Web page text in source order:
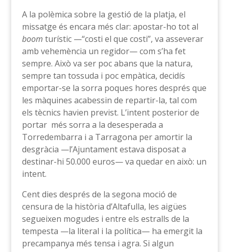
A la polèmica sobre la gestió de la platja, el
missatge és encara més clar: apostar-ho tot al
boom turístic —“costi el que costi”, va asseverar
amb vehemència un regidor— com s’ha fet
sempre. Això va ser poc abans que la natura,
sempre tan tossuda i poc empàtica, decidís
emportar-se la sorra poques hores després que
les màquines acabessin de repartir-la, tal com
els tècnics havien previst. L’intent posterior de
portar més sorra a la desesperada a
Torredembarra i a Tarragona per amortir la
desgràcia —l’Ajuntament estava disposat a
destinar-hi 50.000 euros— va quedar en això: un
intent.
Cent dies després de la segona moció de
censura de la història d’Altafulla, les aigües
segueixen mogudes i entre els estralls de la
tempesta —la literal i la política— ha emergit la
precampanya més tensa i agra. Si algun